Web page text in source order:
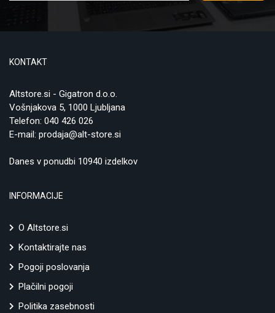
KONTAKT
Altstore.si - Gigatron d.o.o.
Vošnjakova 5, 1000 Ljubljana
Telefon: 040 426 026
E-mail: prodaja@alt-store.si
Danes v ponudbi 10940 izdelkov
INFORMACIJE
O Altstore.si
Kontaktirajte nas
Pogoji poslovanja
Plačilni pogoji
Politika zasebnosti